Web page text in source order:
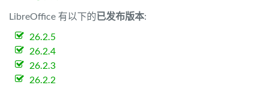
LibreOffice 有以下的已发布版本:
26.2.5
26.2.4
26.2.3
26.2.2